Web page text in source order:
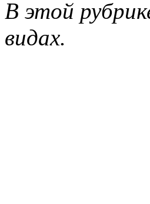
В этой
видах.